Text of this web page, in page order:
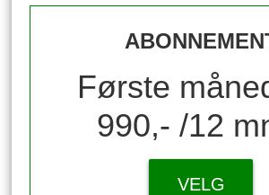
Første
990,- /12
VELG